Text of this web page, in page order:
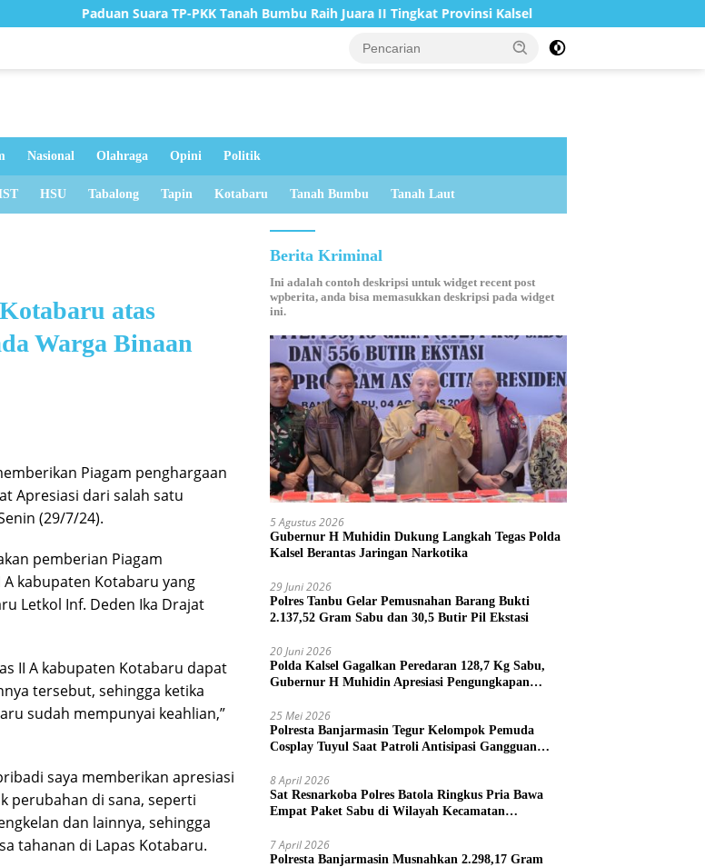
Paduan Suara TP-PKK Tanah Bumbu Raih Juara II Tingkat Provinsi Kalsel Bupati Tanah Bumbu Resmi
Nasional Olahraga Opini Politik
HSU Tabalong Tapin Kotabaru Tanah Bumbu Tanah Laut
atas
Warga Binaan
Piagam penghargaan
Apresiasi dari salah satu
(29/7/24).
pemberian Piagam
kabupaten Kotabaru yang
Letkol Inf. Deden Ika Drajat
II A kabupaten Kotabaru dapat
tersebut, sehingga ketika
sudah mempunyai keahlian,”
saya memberikan apresiasi
perubahan di sana, seperti
dan lainnya, sehingga
tahanan di Lapas Kotabaru.
Berita Kriminal
Ini adalah contoh deskripsi untuk widget recent post
wpberita, anda bisa memasukkan deskripsi pada widget
ini.
5 Agustus 2026
Gubernur H Muhidin Dukung Langkah Tegas Polda
Kalsel Berantas Jaringan Narkotika
29 Juni 2026
Polres Tanbu Gelar Pemusnahan Barang Bukti
2.137,52 Gram Sabu dan 30,5 Butir Pil Ekstasi
20 Juni 2026
Polda Kalsel Gagalkan Peredaran 128,7 Kg Sabu,
Gubernur H Muhidin Apresiasi Pengungkapan
25 Mei 2026
Polresta Banjarmasin Tegur Kelompok Pemuda
Cosplay Tuyul Saat Patroli Antisipasi Gangguan
8 April 2026
Sat Resnarkoba Polres Batola Ringkus Pria Bawa
Empat Paket Sabu di Wilayah Kecamatan
7 April 2026
Polresta Banjarmasin Musnahkan 2.298,17 Gram